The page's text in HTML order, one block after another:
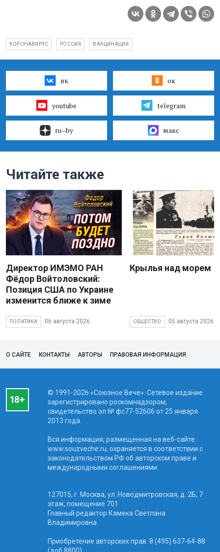
КОРОНАВИРУС РОССИЯ ВАКЦИНАЦИЯ
вк ок
youtube telegram
ru–by макс
Читайте также
Директор ИМЭМО РАН
Фёдор Войтоловский:
Позиция США по Украине
изменится ближе к зиме
ПОЛИТИКА 06 августа 2026
Крылья над морем
ОБЩЕСТВО 05 августа 2026
О САЙТЕ КОНТАКТЫ АВТОРЫ ПРАВОВАЯ ИНФОРМАЦИЯ
© 1991-2026 «Союзное Вече». Сетевое издание
зарегистрировано роскомнадзором,
свидетельство эл № фc77-52606 от 25 января
2013 года.
Вся информация, размещенная на веб-сайте
www.souzveche.ru, охраняется в соответствии с
законодательством РФ об авторском праве и
международными соглашениями.
127015, г. Москва, ул. Новодмитровская, д. 2Б, 7
этаж, помещение 701
Главный редактор Камека Светлана
Владимировна
Приобретение авторских прав: 8 (495) 637-64-88
(доб.8800)